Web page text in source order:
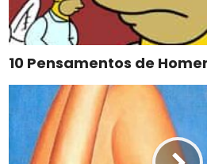
10 Pensamentos de